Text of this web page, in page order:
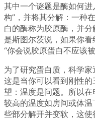
其中一个谜题是酶如何
构”，并将其分解：一种
白的酶称为胶原酶，并
是斯图尔茨说，如果你
“你会说胶原蛋白不应该被
为了研究蛋白质，科学家
这是当你可以看到刚性
望：温度是问题。所以
较高的温度如房间或体
些部分解开并变软，这使